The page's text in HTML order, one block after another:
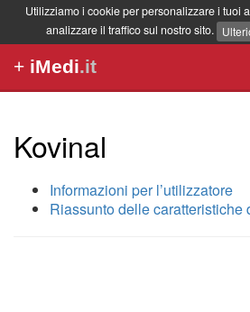
Utilizziamo i cookie per personalizzare i tuoi
analizzare il traffico sul nostro sito.
+ iMedi.it
Kovinal
Informazioni per l’utilizzatore
Riassunto delle caratteristiche